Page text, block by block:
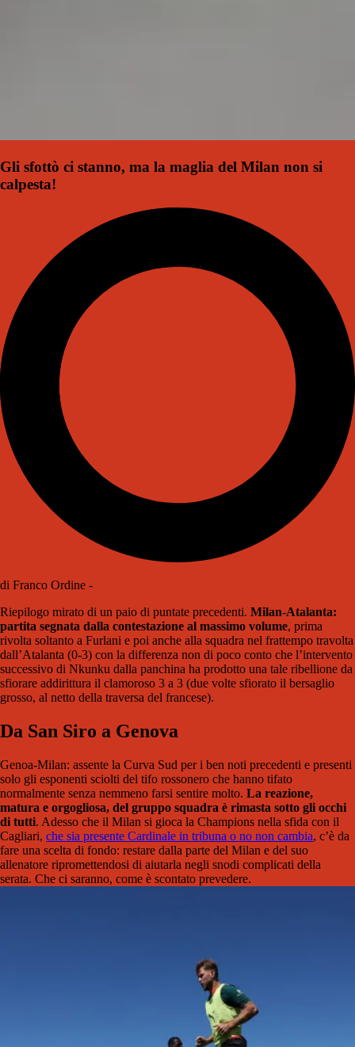
Gli sfottò ci stanno, ma la maglia del Milan non si
calpesta!
di Franco Ordine -
Riepilogo mirato di un paio di puntate precedenti. Milan-Atalanta:
partita segnata dalla contestazione al massimo volume, prima
rivolta soltanto a Furlani e poi anche alla squadra nel frattempo travolta
dall’Atalanta (0-3) con la differenza non di poco conto che l’intervento
successivo di Nkunku dalla panchina ha prodotto una tale ribellione da
sfiorare addirittura il clamoroso 3 a 3 (due volte sfiorato il bersaglio
grosso, al netto della traversa del francese).
Da San Siro a Genova
Genoa-Milan: assente la Curva Sud per i ben noti precedenti e presenti
solo gli esponenti sciolti del tifo rossonero che hanno tifato
normalmente senza nemmeno farsi sentire molto. La reazione,
matura e orgogliosa, del gruppo squadra è rimasta sotto gli occhi
di tutti. Adesso che il Milan si gioca la Champions nella sfida con il
Cagliari, che sia presente Cardinale in tribuna o no non cambia, c’è da
fare una scelta di fondo: restare dalla parte del Milan e del suo
allenatore ripromettendosi di aiutarla negli snodi complicati della
serata. Che ci saranno, come è scontato prevedere.